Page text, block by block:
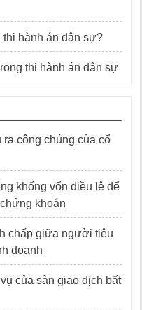
hành án dân sự?
thi hành án dân sự
công chúng của cổ
khống vốn điều lệ để
khoán
chấp giữa người tiêu
doanh
của sàn giao dịch bất